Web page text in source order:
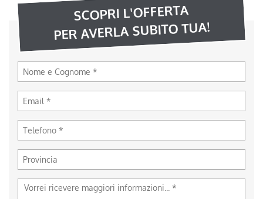
SCOPRI L'OFFERTA
PER AVERLA SUBITO TUA!